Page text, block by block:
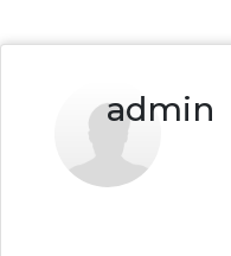
admin